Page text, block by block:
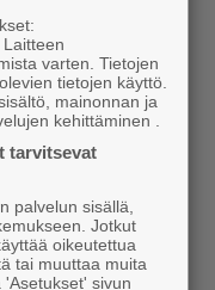
ja tule
Pajalantie 24
Kaarle, Kauppatori 4
varten. Tietojen
tietojen käyttö.
mainonnan ja
kehittäminen .
tarvitsevat
palvelun sisällä,
Jotkut
oikeutettua
tai muuttaa muita
sivun